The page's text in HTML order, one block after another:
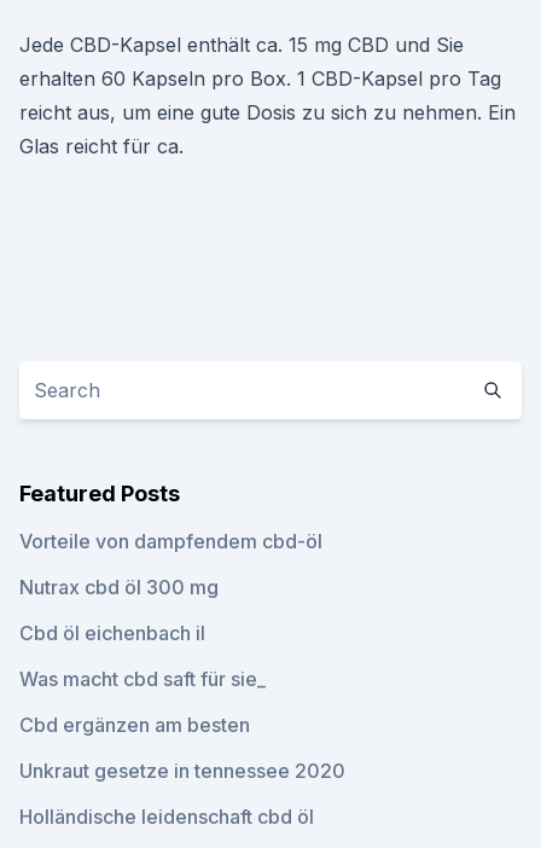
Jede CBD-Kapsel enthält ca. 15 mg CBD und Sie
erhalten 60 Kapseln pro Box. 1 CBD-Kapsel pro Tag
reicht aus, um eine gute Dosis zu sich zu nehmen. Ein
Glas reicht für ca.
Featured Posts
Vorteile von dampfendem cbd-öl
Nutrax cbd öl 300 mg
Cbd öl eichenbach il
Was macht cbd saft für sie_
Cbd ergänzen am besten
Unkraut gesetze in tennessee 2020
Holländische leidenschaft cbd öl